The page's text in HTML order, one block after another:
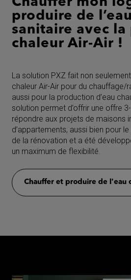
produire de
sanitaire avec la
chaleur Air-Air !
La solution PXZ fait non
chaleur Air-Air pour du chauffage/
aussi pour la production d’eau
solution permet d’offrir une offre
répondre aux projets de maisons
d’appartements, aussi bien pour
de la rénovation et a été
un maximum de flexibilité.
Chauffer et produire de l'eau